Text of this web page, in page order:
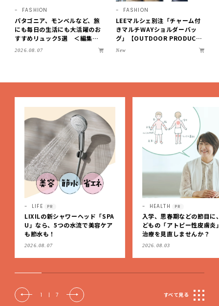
FASHION
パタゴニア、モンベルなど、旅
にも毎日の生活にも大活躍のお
すすめリュック5選 ＜編集部
セレクト＞【LEEマルシェ】
2026.08.07
FASHION
LEEマルシェ別注「チャーム付
きマルチWAYショルダーバッ
グ」【OUTDOOR PRODUCT
S ×LEE100人隊】第3弾はリッ
New
HEALTH
入学、思春期などの節目に、子
どもの「アトピー性皮膚炎」の
治療を見直しませんか？
2026.08.03
LIFE
2027年度・LEE専属ブロガ
「LEE100人隊」の新隊員
集します！【締め切り：
（火）】
2026.07.07
2 | 7 すべて見る